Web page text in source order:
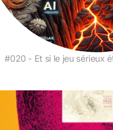
#020 - Et si le jeu sérieux